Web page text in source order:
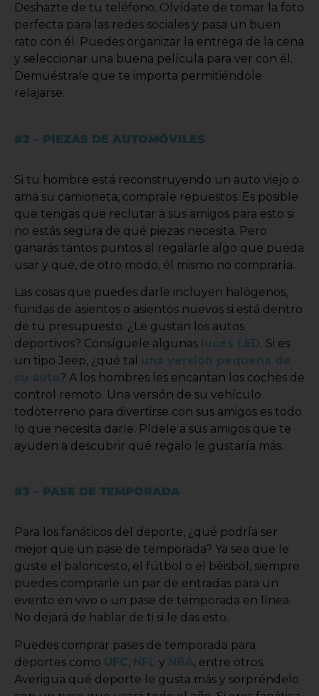
Deshazte de tu teléfono. Olvídate de tomar la foto
perfecta para las redes sociales y pasa un buen
rato con él. Puedes organizar la entrega de la cena
y seleccionar una buena película para ver con él.
Demuéstrale que te importa permitiéndole
relajarse.
#2 – PIEZAS DE AUTOMÓVILES
Si tu hombre está reconstruyendo un auto viejo o
ama su camioneta, comprale repuestos. Es posible
que tengas que reclutar a sus amigos para esto si
no estás segura de qué piezas necesita. Pero
ganarás tantos puntos al regalarle algo que pueda
usar y que, de otro modo, él mismo no compraría.
Las cosas que puedes darle incluyen halógenos,
fundas de asientos o asientos nuevos si está dentro
de tu presupuesto. ¿Le gustan los autos
deportivos? Consíguele algunas
. Si es
un tipo Jeep, ¿qué tal
? A los hombres les encantan los coches de
control remoto. Una versión de su vehículo
todoterreno para divertirse con sus amigos es todo
lo que necesita darle. Pídele a sus amigos que te
ayuden a descubrir qué regalo le gustaría más.
#3 – PASE DE TEMPORADA
Para los fanáticos del deporte, ¿qué podría ser
mejor que un pase de temporada? Ya sea que le
guste el baloncesto, el fútbol o el béisbol, siempre
puedes comprarle un par de entradas para un
evento en vivo o un pase de temporada en línea.
No dejará de hablar de ti si le das esto.
Puedes comprar pases de temporada para
deportes como UFC, y
, entre otros.
Averigua qué deporte le gusta más y sorpréndelo